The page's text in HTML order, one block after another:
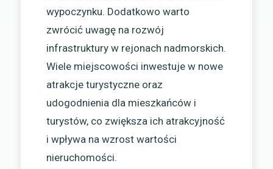
wypoczynku. Dodatkowo warto
zwrócić uwagę na rozwój
infrastruktury w rejonach nadmorskich.
Wiele miejscowości inwestuje w nowe
atrakcje turystyczne oraz
udogodnienia dla mieszkańców i
turystów, co zwiększa ich atrakcyjność
i wpływa na wzrost wartości
nieruchomości.